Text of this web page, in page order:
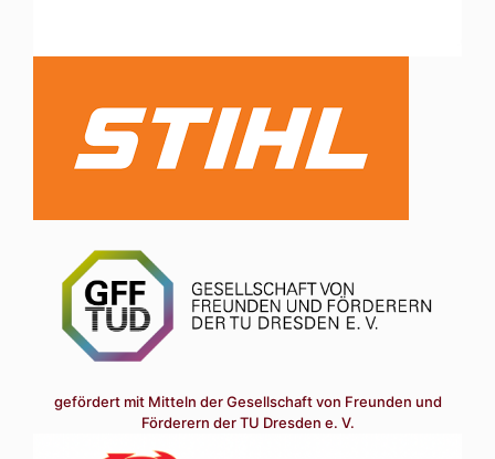
gefördert mit Mitteln der Gesellschaft von Freunden und
Förderern der TU Dresden e. V.